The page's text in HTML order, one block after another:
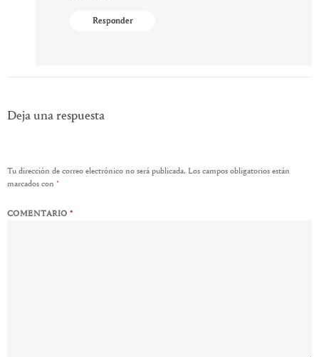
Responder
Deja una respuesta
Tu dirección de correo electrónico no será publicada. Los campos obligatorios están
marcados con *
COMENTARIO*